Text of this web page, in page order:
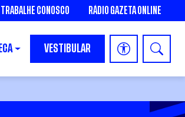
TRABALHE CONOSCO RÁDIO GAZETA ONLINE
VESTIBULAR